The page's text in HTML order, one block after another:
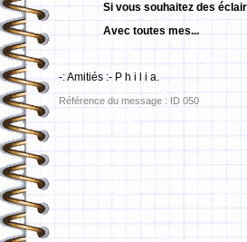
Si vous souhaitez des
Avec toutes mes...
-: Amitiés :- P h i l i a.
Référence du message : ID 050